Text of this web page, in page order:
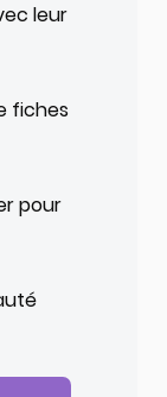
leur
fiches
pour